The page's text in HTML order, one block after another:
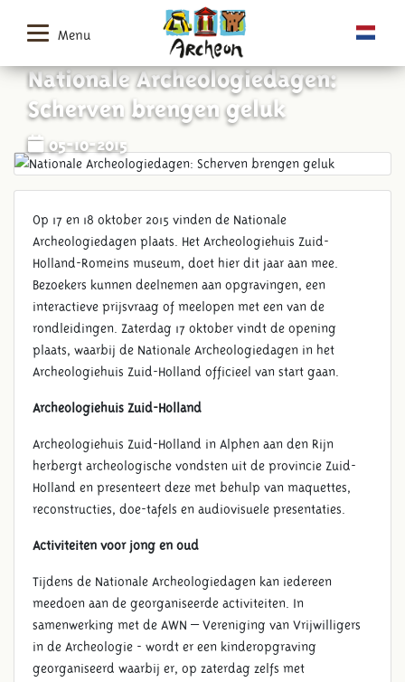
Menu
Nationale Archeologiedagen:
Scherven brengen geluk
05-10-2015
Op 17 en 18 oktober 2015 vinden de Nationale
Archeologiedagen plaats. Het Archeologiehuis Zuid-
Holland-Romeins museum, doet hier dit jaar aan mee.
Bezoekers kunnen deelnemen aan opgravingen, een
interactieve prijsvraag of meelopen met een van de
rondleidingen. Zaterdag 17 oktober vindt de opening
plaats, waarbij de Nationale Archeologiedagen in het
Archeologiehuis Zuid-Holland officieel van start gaan.
Archeologiehuis Zuid-Holland
Archeologiehuis Zuid-Holland in Alphen aan den Rijn
herbergt archeologische vondsten uit de provincie Zuid-
Holland en presenteert deze met behulp van maquettes,
reconstructies, doe-tafels en audiovisuele presentaties.
Activiteiten voor jong en oud
Tijdens de Nationale Archeologiedagen kan iedereen
meedoen aan de georganiseerde activiteiten. In
samenwerking met de AWN – Vereniging van Vrijwilligers
in de Archeologie - wordt er een kinderopgraving
georganiseerd waarbij er, op zaterdag zelfs met